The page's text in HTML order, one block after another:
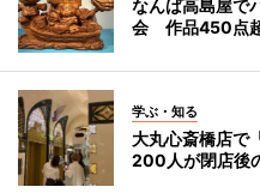
なんば高島屋で
会 作品450点
学ぶ・知る
大丸心斎橋店で
200人が閉店後